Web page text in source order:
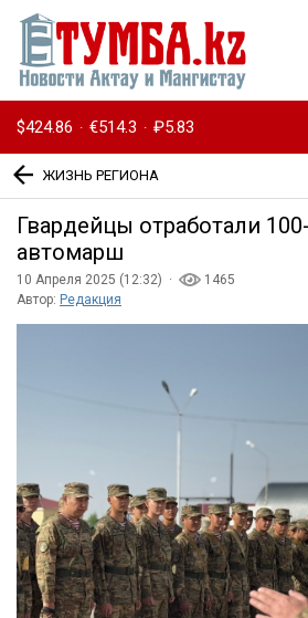
$424.86 · €514.3 · ₽5.83
ЖИЗНЬ РЕГИОНА
Гвардейцы отработали
автомарш
10 Апреля 2025 (12:32) ·
1465
Автор: Редакция